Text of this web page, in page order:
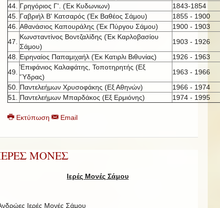
44. Γρηγόριος Γ'. (Έκ Κυδωνιων)
1843-1854
45. Γαβριήλ Β' Κατσαρός (Έκ Βαθέος Σάμου)
1855 - 1900
46. Αθανάσιος Καπουράλης (Έκ Πύργου Σάμου)
1900 - 1903
47.
Κωνσταντίνος Βοντζαλίδης (Έκ Καρλοβασίου
Σάμου)
1903 - 1926
48.
Ειρηναίος Παπαμιχαήλ (Έκ Κατιρλι Βιθυνίας)
1926 - 1963
49.
Έπιφάνιος Καλαφάτης, Τοποτηρητής (Εξ
'Ύδρας)
1963 - 1966
50. Παντελεήμων Χρυσοφάκης (Εξ Αθηνών)
1966 - 1974
51.
Παντελεήμων Μπαρδάκος (Εξ Ερμιόνης) 1974 - 1995
Εκτύπωση Email
ΜΟΝΕΣ
Ιερές Μονές Σάμου
Ιερές Μονές Σάμου